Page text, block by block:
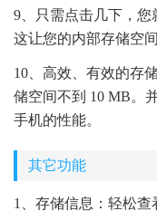
9、只需点击几下，您
这让您的内部存储空
10、高效、有效的存
储空间不到 10 MB。
手机的性能。
其它功能
1、存储信息：轻松查